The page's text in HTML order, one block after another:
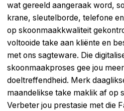
wat gereeld aangeraak word,
krane, sleutelborde, telefone
op skoonmaakkwaliteit
voltooide take aan kliënte en
met ons sagteware. Die
skoonmaakproses gee jou
doeltreffendheid. Merk
maandelikse take maklik af op
Verbeter jou prestasie met die